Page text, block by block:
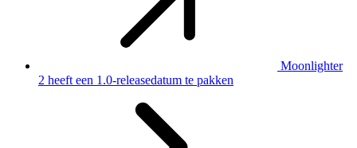
Moonlighter
2 heeft een 1.0-releasedatum te pakken